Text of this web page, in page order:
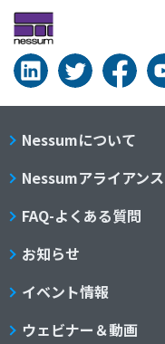
Nessumについて
Nessumアライアンス
FAQ-よくある質問
お知らせ
イベント情報
ウェビナー＆動画